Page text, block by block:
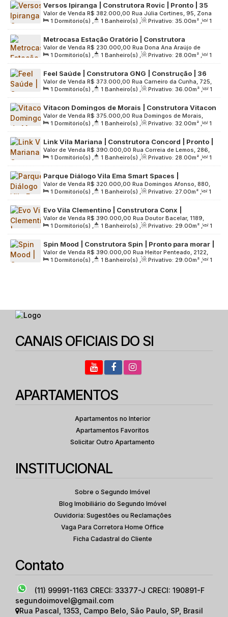
Versos Ipiranga | Construtora Rovic | Pronto | 35
metros | 01 suíte | com varanda | sem vaga
R$ 382.000,00
Valor de Venda
Rua Júlia Cortines, 95, Zona
Sul, 04279-060, Vila Dom Pedro I, São Paulo, São Paulo,
Brasil
1 Dormitório(s) , 1 Banheiro(s) , Privativo: 35.00m² ,
1
Sala(s) , 1 Suíte(s) , Útil: 35.00m² , Terreno: 2054.00m²
Metrocasa Estação Oratório | Construtora
Metrocasa | Construção | 28 metros | 01 dormitório
| office | com varanda | sem vaga
R$ 230.000,00
Valor de Venda
Rua Dona Ana Araújo de
Paula, 482, Zona Leste, 03274-000, Vila Santa Clara, São
Paulo, São Paulo, Brasil
1 Dormitório(s) , 1 Banheiro(s) , Privativo: 28.00m² ,
1
Sala(s) , Útil: 28.00m² , Terreno: 1846.00m²
Feel Saúde | Construtora GNG | Construção | 36
metros | 01 studio com varanda | sem vaga
R$ 373.000,00
Valor de Venda
Rua Carneiro da Cunha, 725,
Zona Sul, 04144-001, Vila da Saúde, São Paulo, São Paulo,
Brasil
1 Dormitório(s) , 1 Banheiro(s) , Privativo: 36.00m² ,
1
Sala(s) , Útil: 36.00m² , Terreno: 1159.00m²
Vitacon Domingos de Morais | Construtora Vitacon
| Construção | 32 metros | studios com varanda |
sem vaga
R$ 375.000,00
Valor de Venda
Rua Domingos de Morais,
3093, Zona Sul, 04036-100, Vila Mariana, São Paulo, São
Paulo, Brasil
1 Dormitório(s) , 1 Banheiro(s) , Privativo: 32.00m² ,
1
Sala(s) , Útil: 32.00m² , Terreno: 2746.00m²
Link Vila Mariana | Construtora Concord | Pronto |
28 metros | Studios com varanda | sem vaga
R$ 390.000,00
Valor de Venda
Rua Correia de Lemos, 286,
Zona Sul, 04140-000, Chácara Inglesa, São Paulo, São
Paulo, Brasil
1 Dormitório(s) , 1 Banheiro(s) , Privativo: 28.00m² ,
1
Sala(s) , Útil: 28.00m² , Terreno: 956.00m²
Parque Diálogo Vila Ema Smart Spaces |
Construção | 27 metros | Studios com varanda |
sem vaga
R$ 320.000,00
Valor de Venda
Rua Domingos Afonso, 880,
Zona Leste, 03161-090, Vila Santa Clara, São Paulo, São
Paulo, Brasil
1 Dormitório(s) , 1 Banheiro(s) , Privativo: 27.00m² ,
1
Sala(s) , Útil: 27.00m² , Terreno: 6840.00m²
Evo Vila Clementino | Construtora Conx |
Construção | 29 Metros | 01 Suíte | com Varanda |
sem Vaga
R$ 390.000,00
Valor de Venda
Rua Doutor Bacelar, 1189,
Zona Sul, 04026-002, Vila Clementino, São Paulo, São Paulo,
Brasil
1 Dormitório(s) , 1 Banheiro(s) , Privativo: 29.00m² ,
1
Sala(s) , 1 Suíte(s) , Útil: 29.00m² , Terreno: 1211.00m²
Spin Mood | Construtora Spin | Pronto para morar |
29 metros | Studios com varanda e depósito | sem
vaga
R$ 390.000,00
Valor de Venda
Rua Heitor Penteado, 2122,
Zona Oeste, 05438-300, Sumarezinho, São Paulo, São
1 Dormitório(s) , 1 Banheiro(s) , Privativo: 29.00m² ,
1
CANAIS OFICIAIS DO SI
APARTAMENTOS
Apartamentos no Interior
Apartamentos Favoritos
Solicitar Outro Apartamento
INSTITUCIONAL
Sobre o Segundo Imóvel
Blog Imobiliário do Segundo Imóvel
Ouvidoria: Sugestões ou Reclamações
Vaga Para Corretora Home Office
Ficha Cadastral do Cliente
Contato
(11) 99991-1163 CRECI: 33377-J CRECI: 190891-F
segundoimovel@gmail.com
Rua Pascal 1353 Campo Belo São Paulo SP Brasil